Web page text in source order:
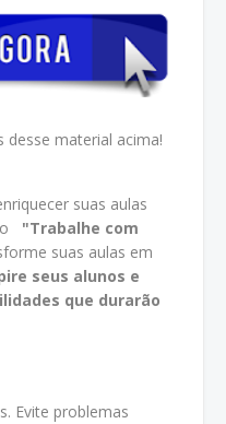
material acima!
suas aulas
"Trabalhe com
suas aulas em
seus alunos e
que durarão
Evite problemas